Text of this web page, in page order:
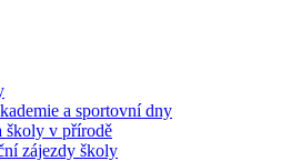
a sportovní dny
školy v přírodě
zájezdy školy